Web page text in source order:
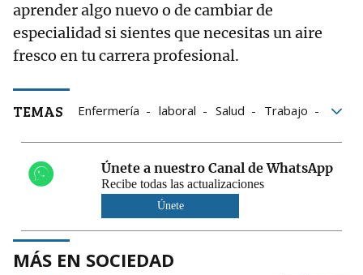
aprender algo nuevo o de cambiar de
especialidad si sientes que necesitas un aire
fresco en tu carrera profesional.
TEMAS Enfermería laboral Salud
Trabajo
centros de salud
Únete a nuestro Canal de WhatsApp
Recibe todas las actualizaciones
Únete
MÁS EN SOCIEDAD